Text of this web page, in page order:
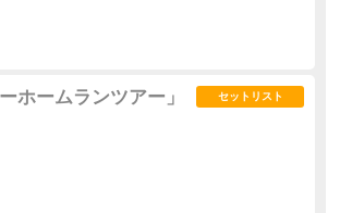
ホームランツアー」 セットリスト